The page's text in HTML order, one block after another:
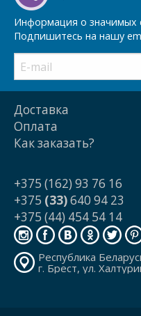
Информация о значимых
Подпишитесь на нашу
Доставка
Оплата
Как заказать?
+375 (162) 93 76 16
+375 (33)640 94 23
+375 (44) 454 54 14
Республика
г. Брест, ул.